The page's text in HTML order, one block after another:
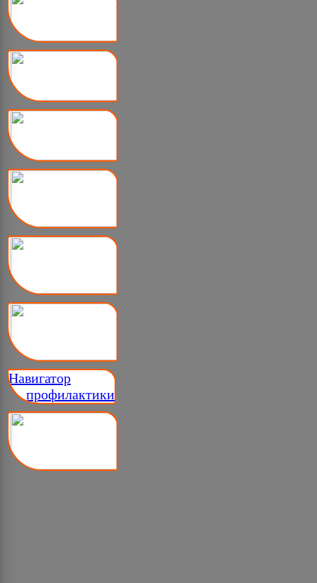
Навигатор
__ профилактики